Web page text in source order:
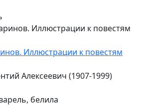
Иллюстрации к повестям
Алексеевич (1907-1999)
белила